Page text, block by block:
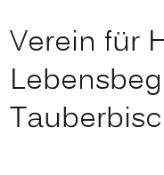
Verein für